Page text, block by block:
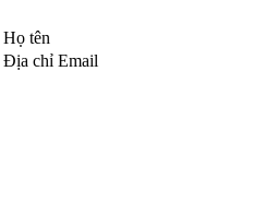
Họ tên
Địa chỉ Email